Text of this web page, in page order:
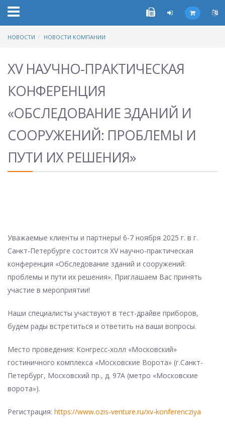
НОВОСТИ НОВОСТИ КОМПАНИИ
XV НАУЧНО-ПРАКТИЧЕСКАЯ
КОНФЕРЕНЦИЯ
«ОБСЛЕДОВАНИЕ ЗДАНИЙ И
СООРУЖЕНИЙ: ПРОБЛЕМЫ И
ПУТИ ИХ РЕШЕНИЯ»
Уважаемые клиенты и партнеры! 6-7 ноября 2025 г. в г.
Санкт-Петербурге состоится XV научно-практическая
конференция «Обследование зданий и сооружений:
проблемы и пути их решения». Приглашаем Вас принять
участие в мероприятии!
Наши специалисты участвуют в тест-драйве приборов,
будем рады встретиться и ответить на ваши вопросы.
Место проведения: Конгресс-холл «Московский»
гостиничного комплекса «Московские Ворота» (г.Санкт-
Петербург, Московский пр., д. 97А (метро «Московские
ворота»).
Регистрация: https://www.ozis-venture.ru/xv-konferencziya